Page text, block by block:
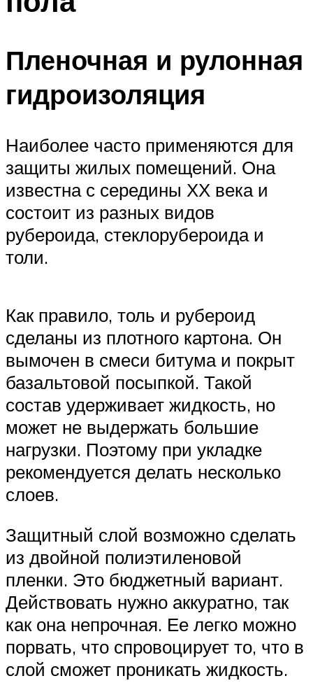
Пленочная и рулонная
гидроизоляция
Наиболее часто применяются для
защиты жилых помещений. Она
известна с середины ХХ века и
состоит из разных видов
рубероида, стеклорубероида и
толи.
Как правило, толь и рубероид
сделаны из плотного картона. Он
вымочен в смеси битума и покрыт
базальтовой посыпкой. Такой
состав удерживает жидкость, но
может не выдержать большие
нагрузки. Поэтому при укладке
рекомендуется делать несколько
слоев.
Защитный слой возможно сделать
из двойной полиэтиленовой
пленки. Это бюджетный вариант.
Действовать нужно аккуратно, так
как она непрочная. Ее легко можно
порвать, что спровоцирует то, что в
слой сможет проникать жидкость.